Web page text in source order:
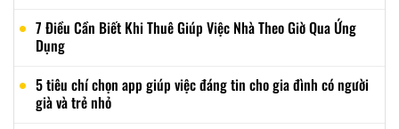
7 Điều Cần Biết Khi Thuê Giúp Việc Nhà Theo Giờ Qua Ứng
Dụng
5 tiêu chí chọn app giúp việc đáng tin cho gia đình có người
già và trẻ nhỏ